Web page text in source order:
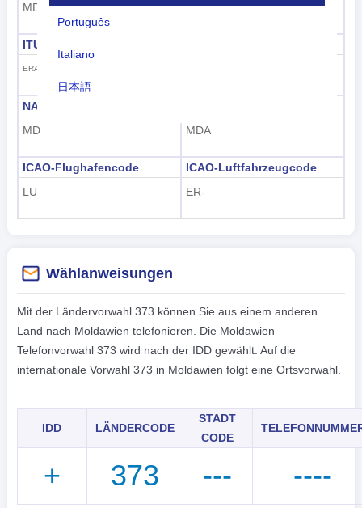
Português
Italiano
日本語
한국어
MDA
214
ITU-Rufzeichen
ERA-ERZ
NATO zwei Buchstaben
MD
MDA
ICAO-Flughafencode
LU
ICAO-Luftfahrzeugcode
ER-
Wählanweisungen
Mit der Ländervorwahl 373 können Sie aus einem anderen
Land nach Moldawien telefonieren. Die Moldawien
Telefonvorwahl 373 wird nach der IDD gewählt. Auf die
internationale Vorwahl 373 in Moldawien folgt eine Ortsvorwahl.
IDD LÄNDERCODE
STADT
CODE
+ 373 --- ----